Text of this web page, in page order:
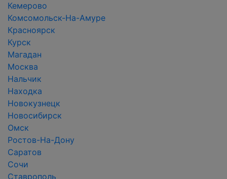
Кемерово
Комсомольск-На-Амуре
Красноярск
Курск
Магадан
Москва
Нальчик
Находка
Новокузнецк
Новосибирск
Омск
Ростов-На-Дону
Саратов
Сочи
Ставрополь